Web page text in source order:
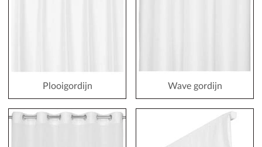
Plooigordijn Wave gordijn